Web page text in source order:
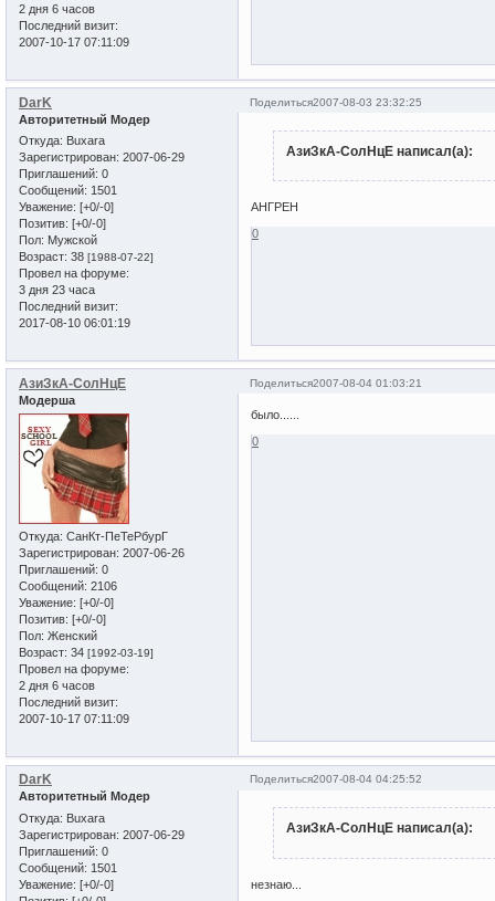
2 дня 6 часов
Последний визит:
2007-10-17 07:11:09
Поделиться2007-08-03 23:32:25
DarK
Авторитетный Модер
Откуда: Buxara
Зарегистрирован: 2007-06-29
Приглашений: 0
Сообщений: 1501
Уважение: [+0/-0]
Позитив: [+0/-0]
Пол: Мужской
Возраст: 38 [1988-07-22]
Провел на форуме:
3 дня 23 часа
Последний визит:
2017-08-10 06:01:19
АзиЗкА-СолНцЕ написал(а):
АНГРЕН
0
Поделиться2007-08-04 01:03:21
АзиЗкА-СолНцЕ
Модерша
Откуда: СанКт-ПеТеРбурГ
Зарегистрирован: 2007-06-26
Приглашений: 0
Сообщений: 2106
Уважение: [+0/-0]
Позитив: [+0/-0]
Пол: Женский
Возраст: 34 [1992-03-19]
Провел на форуме:
2 дня 6 часов
Последний визит:
2007-10-17 07:11:09
было......
0
Поделиться2007-08-04 04:25:52
DarK
Авторитетный Модер
Откуда: Buxara
Зарегистрирован: 2007-06-29
Приглашений: 0
Сообщений: 1501
Уважение: [+0/-0]
АзиЗкА-СолНцЕ написал(а):
незнаю...